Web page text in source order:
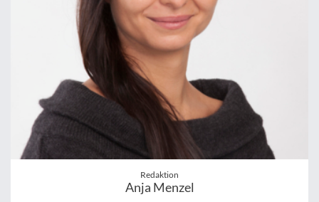
Redaktion
Anja Menzel